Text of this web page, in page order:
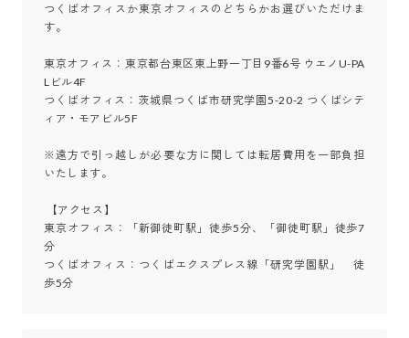
つくばオフィスか東京オフィスのどちらかお選びいただけま
す。
東京オフィス：東京都台東区東上野一丁目9番6号 ウエノU-PA
Lビル4F
つくばオフィス：茨城県つくば市研究学園5-20-2 つくばシテ
ィア・モアビル5F
※遠方で引っ越しが必要な方に関しては転居費用を一部負担
いたします。
東京オフィス：「新御徒町駅」徒歩5分、「御徒町駅」徒歩7
分
つくばオフィス：つくばエクスプレス線「研究学園駅」　徒
歩5分